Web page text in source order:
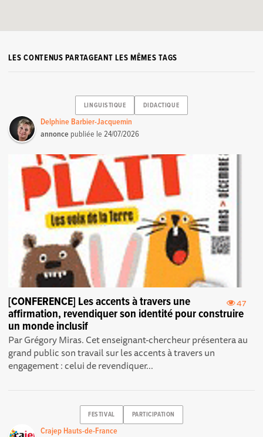
LES CONTENUS PARTAGEANT LES MÊMES TAGS
LINGUISTIQUE DIDACTIQUE
Delphine Barbier-Jacquemin
annonce publiée le24/07/2026
47
[CONFERENCE] Les accents à travers une
affirmation, revendiquer son identité pour construire
un monde inclusif
Par Grégory Miras. Cet enseignant-chercheur présentera au
grand public son travail sur les accents à travers un
engagement : celui de revendiquer...
FESTIVAL PARTICIPATION
Crajep Hauts-de-France